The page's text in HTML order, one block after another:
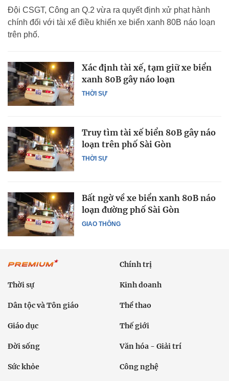
Đội CSGT, Công an Q.2 vừa ra quyết định xử phạt hành
chính đối với tài xế điều khiển xe biển xanh 80B náo loạn
trên phố.
THỜI SỰ
Xác định tài xế, tạm giữ xe biển
xanh 80B gây náo loạn
THỜI SỰ
Truy tìm tài xế biển 80B gây náo
loạn trên phố Sài Gòn
GIAO THÔNG
Bất ngờ về xe biển xanh 80B náo
loạn đường phố Sài Gòn
Chính trị
Thời sự Kinh doanh
Dân tộc và Tôn giáo Thể thao
Giáo dục Thế giới
Đời sống Văn hóa - Giải trí
Sức khỏe Công nghệ